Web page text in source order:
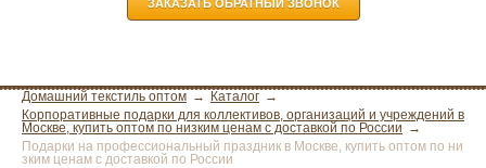
ЗАКАЗАТЬ ОБРАТНЫЙ ЗВОНОК
Домашний текстиль оптом
Каталог
Корпоративные подарки для коллективов, организаций и учреждений в
Москве, купить оптом по низким ценам с доставкой по России
Подарки на профессиональный праздник в Москве, купить оптом по ни
зким ценам с доставкой по России